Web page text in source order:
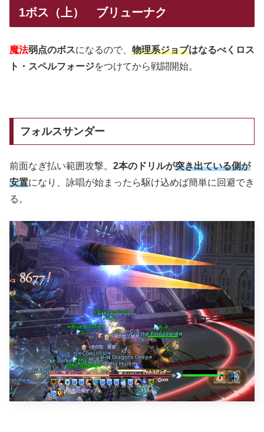
1ボス（上） ブリューナク
魔法弱点のボスになるので、 物理系ジョブはなるべくロス
ト・スペルフォージをつけてから戦闘開始。
フォルスサンダー
前面なぎ払い範囲攻撃。 2本のドリルが突き出ている側が
安置になり、詠唱が始まったら駆け込めば簡単に回避でき
る。